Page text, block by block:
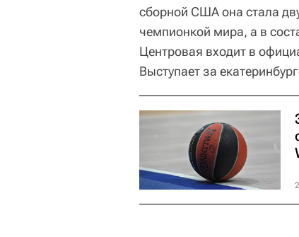
сборной США она стала
чемпионкой мира, а в
Центровая входит в
Выступает за